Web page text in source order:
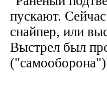
пускают.
снайпер, или
Выстрел был